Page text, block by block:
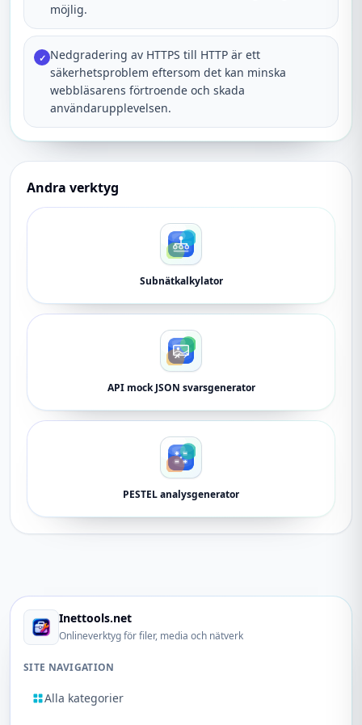
möjlig.
✓ Nedgradering av HTTPS till HTTP är ett
säkerhetsproblem eftersom det kan minska
webbläsarens förtroende och skada
användarupplevelsen.
Andra verktyg
Subnätkalkylator
API mock JSON svarsgenerator
PESTEL analysgenerator
Inettools.net
Onlineverktyg för filer, media och nätverk
SITE NAVIGATION
Alla kategorier